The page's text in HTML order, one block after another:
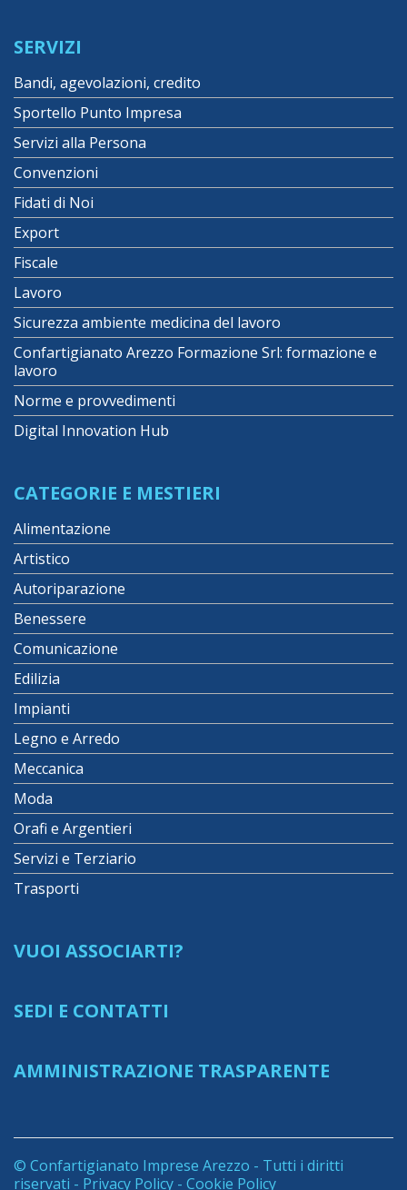
SERVIZI
Bandi, agevolazioni, credito
Sportello Punto Impresa
Servizi alla Persona
Convenzioni
Fidati di Noi
Export
Fiscale
Lavoro
Sicurezza ambiente medicina del lavoro
Confartigianato Arezzo Formazione Srl: formazione e
lavoro
Norme e provvedimenti
Digital Innovation Hub
CATEGORIE E MESTIERI
Alimentazione
Artistico
Autoriparazione
Benessere
Comunicazione
Edilizia
Impianti
Legno e Arredo
Meccanica
Moda
Orafi e Argentieri
Servizi e Terziario
Trasporti
VUOI ASSOCIARTI?
SEDI E CONTATTI
AMMINISTRAZIONE TRASPARENTE
© Confartigianato Imprese Arezzo - Tutti i diritti
riservati - Privacy Policy - Cookie Policy